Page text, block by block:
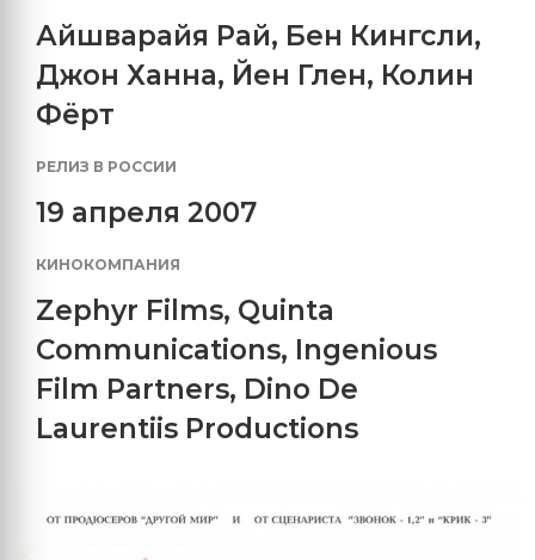
Айшварайя Рай, Бен Кингсли,
Джон Ханна, Йен Глен, Колин
Фёрт
РЕЛИЗ В РОССИИ
19 апреля 2007
КИНОКОМПАНИЯ
Zephyr Films, Quinta
Communications, Ingenious
Film Partners, Dino De
Laurentiis Productions